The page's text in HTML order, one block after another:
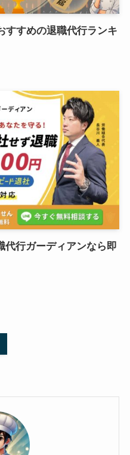
すすめの退職代行ランキ
代行ガーディアンなら即